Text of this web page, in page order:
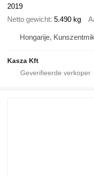
2019
Netto gewicht 5.490 kg
Hongarije,
Kasza Kft